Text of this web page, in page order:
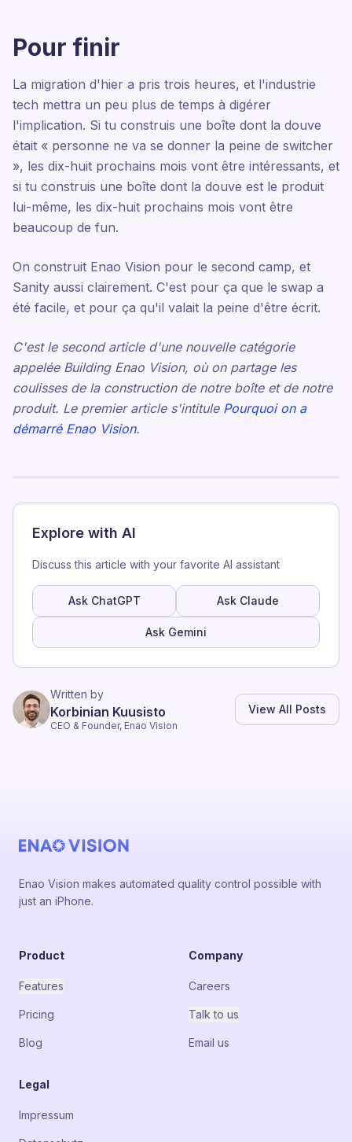
Pour finir
La migration d'hier a pris trois heures, et l'industrie
tech mettra un peu plus de temps à digérer
l'implication. Si tu construis une boîte dont la douve
était « personne ne va se donner la peine de switcher
», les dix-huit prochains mois vont être intéressants, et
si tu construis une boîte dont la douve est le produit
lui-même, les dix-huit prochains mois vont être
beaucoup de fun.
On construit Enao Vision pour le second camp, et
Sanity aussi clairement. C'est pour ça que le swap a
été facile, et pour ça qu'il valait la peine d'être écrit.
C'est le second article d'une nouvelle catégorie
appelée Building Enao Vision, où on partage les
coulisses de la construction de notre boîte et de notre
produit. Le premier article s'intitule Pourquoi on a
démarré Enao Vision.
Explore with AI
Discuss this article with your favorite AI assistant
Ask ChatGPT Ask Claude
Ask Gemini
Written by
Korbinian Kuusisto
CEO & Founder, Enao Vision
View All Posts
Enao Vision makes automated quality control possible with
just an iPhone.
Product
Features
Pricing
Blog
Company
Careers
Talk to us
Email us
Legal
Impressum